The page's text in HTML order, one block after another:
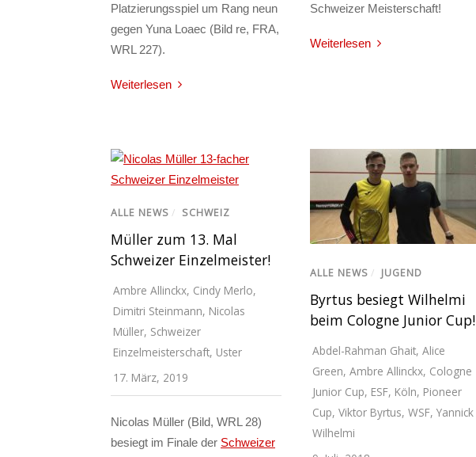
Platzierungsspiel um Rang neun
gegen Yuna Loaec (Bild re, FRA,
WRL 227).
Weiterlesen
Schweizer Meisterschaft!
Weiterlesen
ALLE NEWS / SCHWEIZ
Müller zum 13. Mal
Schweizer Einzelmeister!
Ambre Allinckx, Cindy Merlo,
Dimitri Steinmann, Nicolas
Müller, Schweizer
Einzelmeisterschaft, Uster
17. März, 2019
Nicolas Müller (Bild, WRL 28)
besiegt im Finale der Schweizer
ALLE NEWS / JUGEND
Byrtus besiegt Wilhelmi
beim Cologne Junior Cup!
Abdel-Rahman Ghait, Alice
Green, Ambre Allinckx, Cologne
Junior Cup, ESF, Köln, Pioneer
Cup, Viktor Byrtus, WSF, Yannick
Wilhelmi